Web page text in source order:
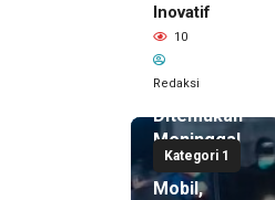
Inovatif
10
Redaksi
Kategori 1
2 hari lalu
Pemilik
Royal
Phone
Ditemukan
Meninggal
di Dalam
Mobil,